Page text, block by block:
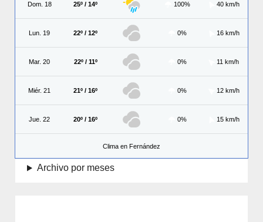
Dom. 18 25º / 14º 100% 40 km/h
Lun. 19 22º / 12º 0% 16 km/h
Mar. 20 22º / 11º 0% 11 km/h
Miér. 21 21º / 16º 0% 12 km/h
Jue. 22 20º / 16º 0% 15 km/h
Clima en Fernández
Archivo por meses